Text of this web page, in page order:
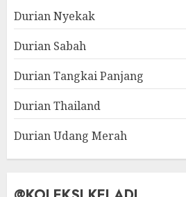
Durian Nyekak
Durian Sabah
Durian Tangkai Panjang
Durian Thailand
Durian Udang Merah